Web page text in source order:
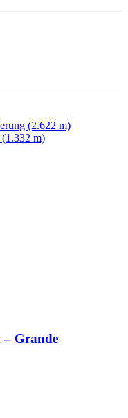
(2.622 m)
m)
– Grande